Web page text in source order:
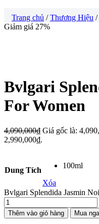
Trang chủ /Thương Hiệu /
Giảm giá 27%
Bvlgari
For Women
4,090,000₫ Giá gốc là:
2,990,000₫.
Dung Tích
100ml
Xóa
Bvlgari Splendida Jasmin
Thêm vào giỏ hàng Mua